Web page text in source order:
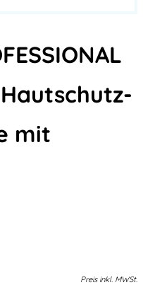
mit
Preis inkl. MWSt.